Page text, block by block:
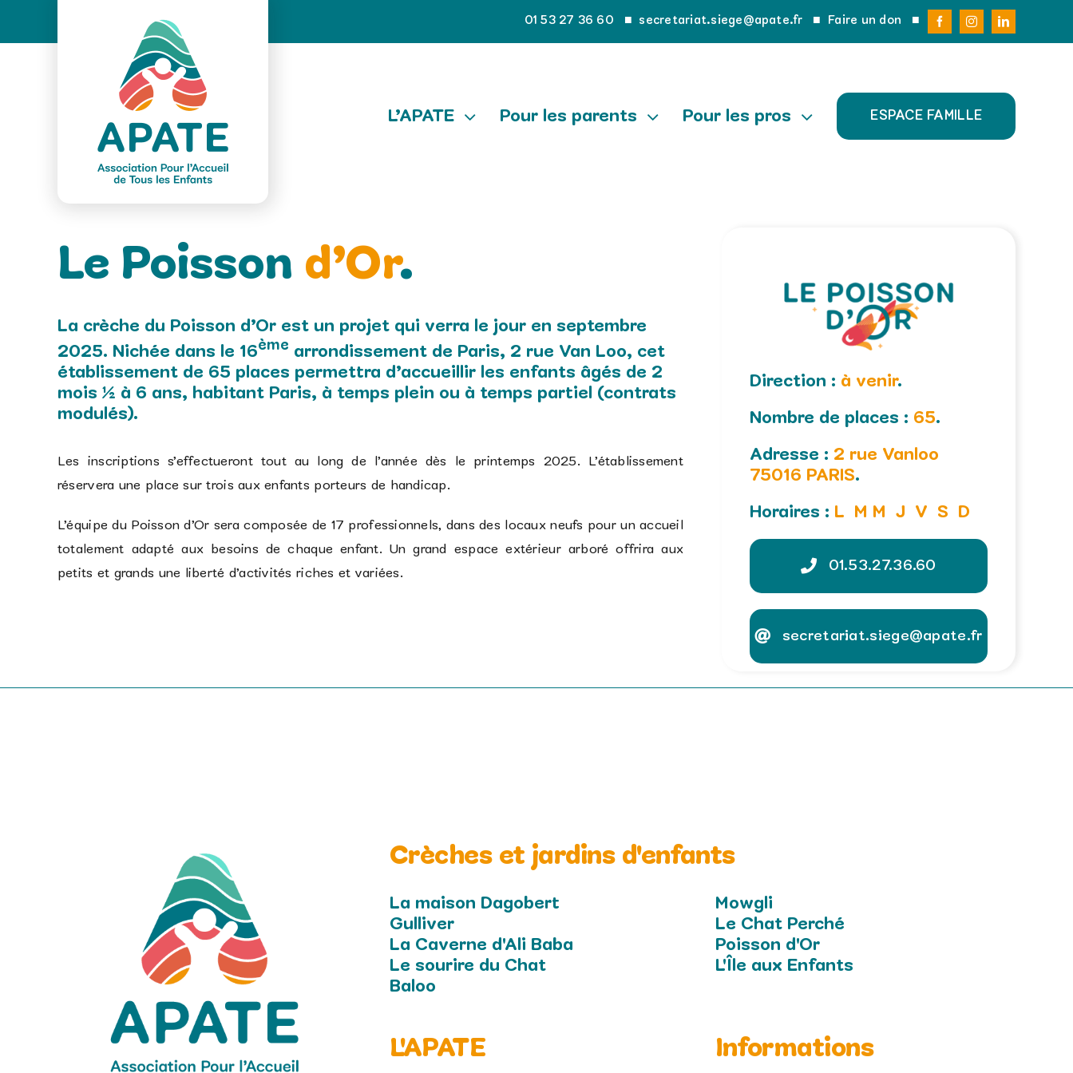
01 53 27 36 60 ■ secretariat.siege@apate.fr ■ Faire un don ■
L’APATE Pour les parents Pour les pros ESPACE FAMILLE
Le Poisson d’Or.
La crèche du Poisson d’Or est un projet qui verra le jour en septembre
2025. Nichée dans le 16ème arrondissement de Paris, 2 rue Van Loo, cet
établissement de 65 places permettra d’accueillir les enfants âgés de 2
mois ½ à 6 ans, habitant Paris, à temps plein ou à temps partiel (contrats
modulés).
Les inscriptions s’effectueront tout au long de l’année dès le printemps 2025. L’établissement
réservera une place sur trois aux enfants porteurs de handicap.
L’équipe du Poisson d’Or sera composée de 17 professionnels, dans des locaux neufs pour un accueil
totalement adapté aux besoins de chaque enfant. Un grand espace extérieur arboré offrira aux
petits et grands une liberté d’activités riches et variées.
Direction : à venir.
Nombre de places : 65.
Adresse : 2 rue Vanloo
75016 PARIS.
Horaires : L M M J V S D
01.53.27.36.60
secretariat.siege@apate.fr
Crèches et jardins d'enfants
La maison Dagobert
Gulliver
La Caverne d'Ali Baba
Le sourire du Chat
Baloo
Mowgli
Le Chat Perché
Poisson d'Or
L'Île aux Enfants
L'APATE Informations